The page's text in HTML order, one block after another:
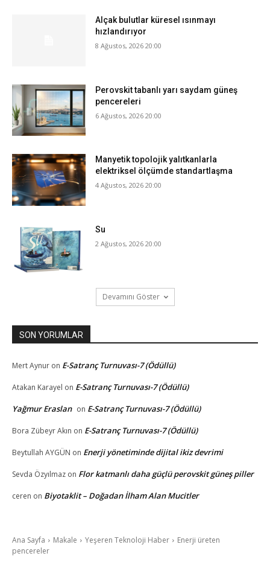
Alçak bulutlar küresel ısınmayı
hızlandırıyor
8 Ağustos, 2026 20:00
Perovskit tabanlı yarı saydam güneş
pencereleri
6 Ağustos, 2026 20:00
Manyetik topolojik yalıtkanlarla
elektriksel ölçümde standartlaşma
4 Ağustos, 2026 20:00
Su
2 Ağustos, 2026 20:00
Devamını Göster
SON YORUMLAR
Mert Aynur on E-Satranç Turnuvası-7 (Ödüllü)
Atakan Karayel on E-Satranç Turnuvası-7 (Ödüllü)
Yağmur Eraslan on E-Satranç Turnuvası-7 (Ödüllü)
Bora Zübeyr Akın on E-Satranç Turnuvası-7 (Ödüllü)
Beytullah AYGÜN on Enerji yönetiminde dijital ikiz devrimi
Sevda Özyılmaz on Flor katmanlı daha güçlü perovskit güneş piller
ceren on Biyotaklit – Doğadan İlham Alan Mucitler